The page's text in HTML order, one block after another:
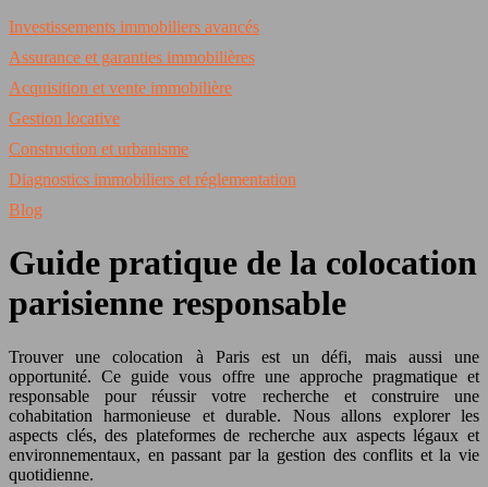
Investissements immobiliers avancés
Assurance et garanties immobilières
Acquisition et vente immobilière
Gestion locative
Construction et urbanisme
Diagnostics immobiliers et réglementation
Blog
Guide pratique de la colocation
parisienne responsable
Trouver une colocation à Paris est un défi, mais aussi une
opportunité. Ce guide vous offre une approche pragmatique et
responsable pour réussir votre recherche et construire une
cohabitation harmonieuse et durable. Nous allons explorer les
aspects clés, des plateformes de recherche aux aspects légaux et
environnementaux, en passant par la gestion des conflits et la vie
quotidienne.